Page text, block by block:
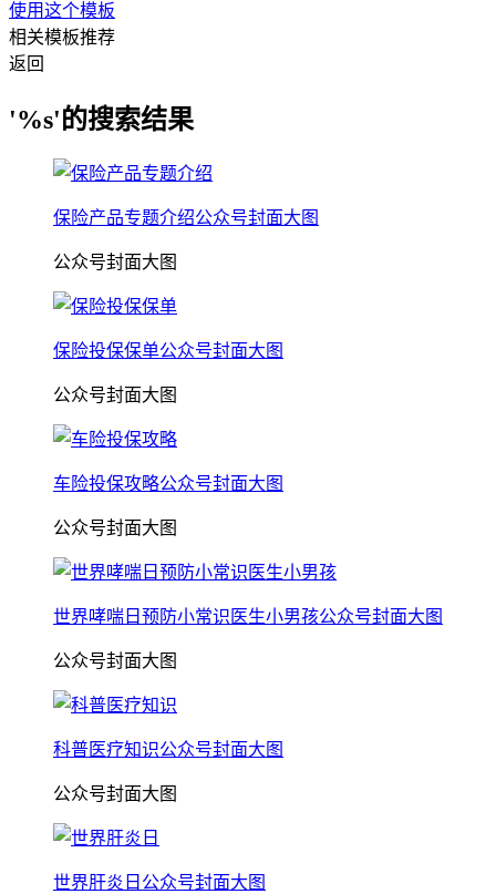
使用这个模板
相关模板推荐
返回
'%s'的搜索结果
保险产品专题介绍公众号封面大图
公众号封面大图
保险投保保单公众号封面大图
公众号封面大图
车险投保攻略公众号封面大图
公众号封面大图
世界哮喘日预防小常识医生小男孩公众号封面大图
公众号封面大图
科普医疗知识公众号封面大图
公众号封面大图
世界肝炎日公众号封面大图